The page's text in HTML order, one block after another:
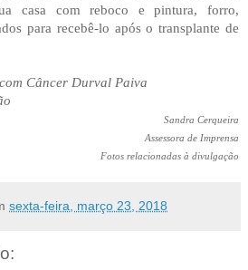
casa com reboco e pintura, forro,
para recebê-lo após o transplante de
Câncer Durval Paiva
Sandra Cerqueira
Assessora de Imprensa
Fotos relacionadas à divulgação
sexta-feira, março 23, 2018